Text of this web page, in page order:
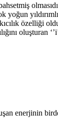
özelliği
oluşturan
enerjinin